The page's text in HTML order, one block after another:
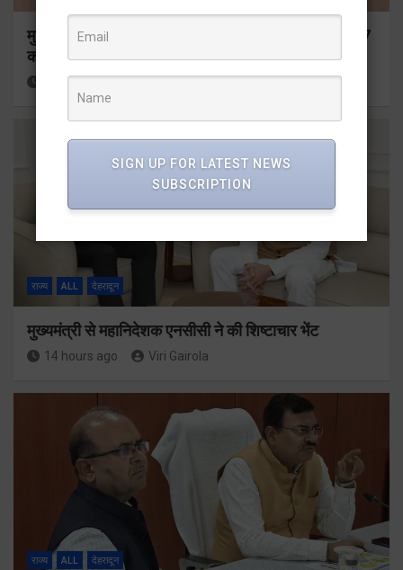
मुख्यमंत्री ने प्रदान की विभिन्न विकास योजनाओं के लिए 1967
करोड़ की वित्तीय स्वीकृति
12 hours ago
राज्य ALL देहरादून
मुख्यमंत्री से महानिदेशक एनसीसी ने की शिष्टाचार भेंट
14 hours ago Viri Gairola
राज्य ALL देहरादून
SIGN UP FOR LATEST NEWS
SUBSCRIPTION